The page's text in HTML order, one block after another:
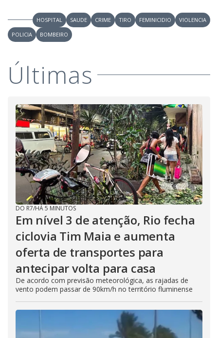
HOSPITAL SAUDE CRIME TIRO FEMINICIDIO
VIOLENCIA
POLICIA
BOMBEIRO
Últimas
DO R7/HÁ 5 MINUTOS
Em nível 3 de atenção, Rio fecha
ciclovia Tim Maia e aumenta
oferta de transportes para
antecipar volta para casa
De acordo com previsão meteorológica, as rajadas de
vento podem passar de 90km/h no território fluminense